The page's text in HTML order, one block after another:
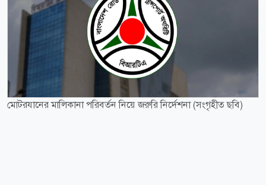
মোটরযানের মালিকানা পরিবর্তন নিয়ে জরুরি নির্দেশনা (সংগৃহীত ছবি)